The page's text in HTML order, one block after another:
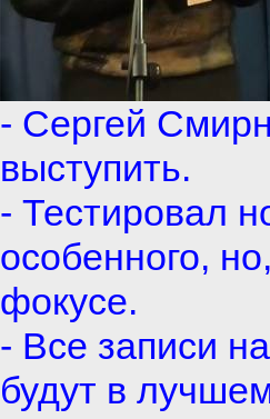
- Сергей
выступить.
- Тестировал
особенного,
фокусе.
- Все записи
будут в